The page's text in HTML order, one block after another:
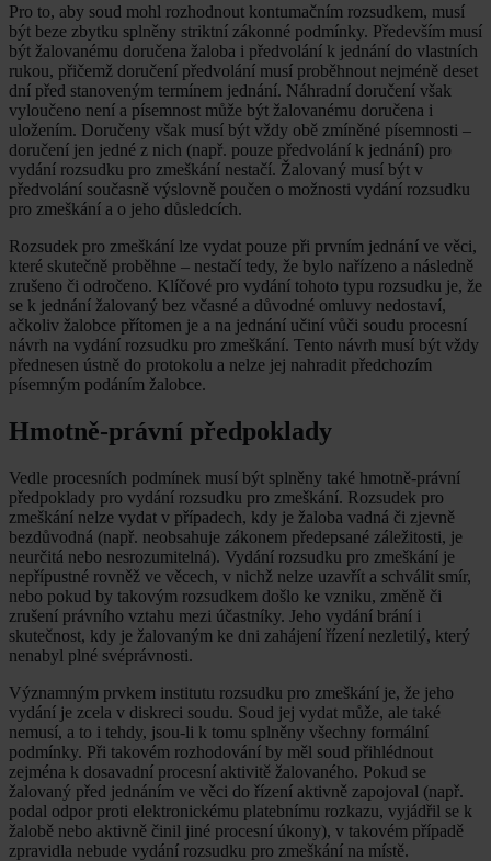
Pro to, aby soud mohl rozhodnout kontumačním rozsudkem, musí
být beze zbytku splněny striktní zákonné podmínky. Především musí
být žalovanému doručena žaloba i předvolání k jednání do vlastních
rukou, přičemž doručení předvolání musí proběhnout nejméně deset
dní před stanoveným termínem jednání. Náhradní doručení však
vyloučeno není a písemnost může být žalovanému doručena i
uložením. Doručeny však musí být vždy obě zmíněné písemnosti –
doručení jen jedné z nich (např. pouze předvolání k jednání) pro
vydání rozsudku pro zmeškání nestačí. Žalovaný musí být v
předvolání současně výslovně poučen o možnosti vydání rozsudku
pro zmeškání a o jeho důsledcích.
Rozsudek pro zmeškání lze vydat pouze při prvním jednání ve věci,
které skutečně proběhne – nestačí tedy, že bylo nařízeno a následně
zrušeno či odročeno. Klíčové pro vydání tohoto typu rozsudku je, že
se k jednání žalovaný bez včasné a důvodné omluvy nedostaví,
ačkoliv žalobce přítomen je a na jednání učiní vůči soudu procesní
návrh na vydání rozsudku pro zmeškání. Tento návrh musí být vždy
přednesen ústně do protokolu a nelze jej nahradit předchozím
písemným podáním žalobce.
Hmotně-právní předpoklady
Vedle procesních podmínek musí být splněny také hmotně-právní
předpoklady pro vydání rozsudku pro zmeškání. Rozsudek pro
zmeškání nelze vydat v případech, kdy je žaloba vadná či zjevně
bezdůvodná (např. neobsahuje zákonem předepsané záležitosti, je
neurčitá nebo nesrozumitelná). Vydání rozsudku pro zmeškání je
nepřípustné rovněž ve věcech, v nichž nelze uzavřít a schválit smír,
nebo pokud by takovým rozsudkem došlo ke vzniku, změně či
zrušení právního vztahu mezi účastníky. Jeho vydání brání i
skutečnost, kdy je žalovaným ke dni zahájení řízení nezletilý, který
nenabyl plné svéprávnosti.
Významným prvkem institutu rozsudku pro zmeškání je, že jeho
vydání je zcela v diskreci soudu. Soud jej vydat může, ale také
nemusí, a to i tehdy, jsou-li k tomu splněny všechny formální
podmínky. Při takovém rozhodování by měl soud přihlédnout
zejména k dosavadní procesní aktivitě žalovaného. Pokud se
žalovaný před jednáním ve věci do řízení aktivně zapojoval (např.
podal odpor proti elektronickému platebnímu rozkazu, vyjádřil se k
žalobě nebo aktivně činil jiné procesní úkony), v takovém případě
zpravidla nebude vydání rozsudku pro zmeškání na místě.